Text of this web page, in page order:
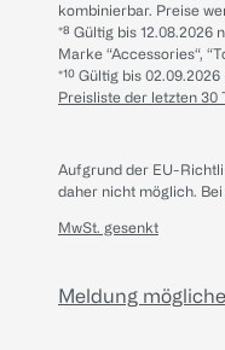
kombinierbar. Preise
*⁸ Gültig bis
Marke “Accessories“,
*¹⁰ Gültig bis
Preisliste der letzten 30
Aufgrund der EU-
daher nicht möglich.
MwSt. gesenkt
Meldung